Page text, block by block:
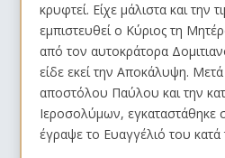
κρυφτεί. Είχε μάλιστα και την
εμπιστευθεί ο Κύριος τη
από τον αυτοκράτορα
είδε εκεί την Αποκάλυψη.
αποστόλου Παύλου και την
Ιεροσολύμων,
έγραψε το Ευαγγέλιό του